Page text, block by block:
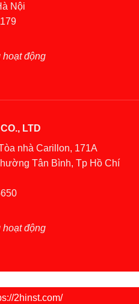
Nội
động
LTD
nhà Carillon, 171A
Tân Bình, Tp Hồ Chí
động
2hinst.com/